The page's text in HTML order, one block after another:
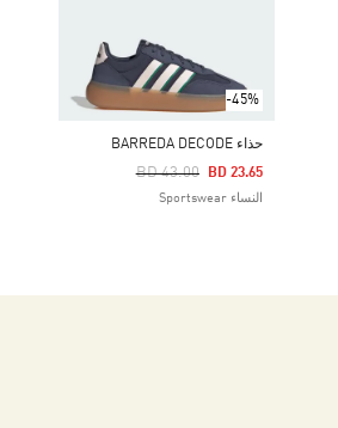
-45%
حذاء BARREDA DECODE
Price Reduced From
BD 43.00
To BD 23.65
النساء Sportswear